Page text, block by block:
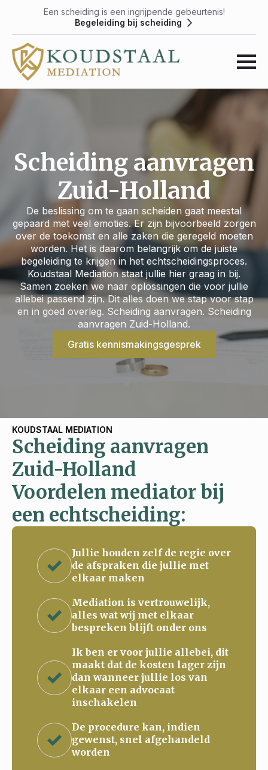
Een scheiding is een ingrijpende gebeurtenis!
Begeleiding bij scheiding
Scheiding aanvragen
Zuid-Holland
De beslissing om te gaan scheiden gaat meestal
gepaard met veel emoties. Er zijn bijvoorbeeld zorgen
over de toekomst en alle zaken die geregeld moeten
worden. Het is daarom belangrijk om de juiste
begeleiding te krijgen in het echtscheidingsproces.
Koudstaal Mediation staat jullie hier graag in bij.
Samen zoeken we naar oplossingen die voor jullie
allebei passend zijn. Dit alles doen we stap voor stap
en in goed overleg. Scheiding aanvragen. Scheiding
aanvragen Zuid-Holland.
Gratis kennismakingsgesprek
KOUDSTAAL MEDIATION
Scheiding aanvragen
Zuid-Holland
Voordelen mediator bij
een echtscheiding:
Jullie houden zelf de regie over
de afspraken die jullie met
elkaar maken
Mediation is vertrouwelijk,
alles wat wij met elkaar
bespreken blijft onder ons
Ik ben er voor jullie allebei, dit
maakt dat de kosten lager zijn
dan wanneer jullie los van
elkaar een advocaat
inschakelen
De procedure kan, indien
gewenst, snel afgehandeld
worden